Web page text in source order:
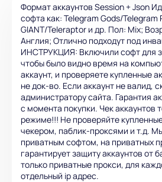
Формат аккаунтов Session + Json
софта как: Telegram Gods/Telegram
GIANT/Teleraptor и др. Пол: Mix;
Англия; Отлично подходут под
ИНСТРУКЦИЯ: Включили софт для
чтобы было видно время на
аккаунт, и проверяете купленные
не док-во. Если аккаунт не валид,
администратору сайта. Гарантия
с момента покупки. Чек аккаунтов
режиме!!! Не проверяйте
чекером, паблик-проксями и т.д.
приватным софтом, на приватных
гарантирует защиту аккаунтов от
только приватные прокси, для
отдельный ip адрес.